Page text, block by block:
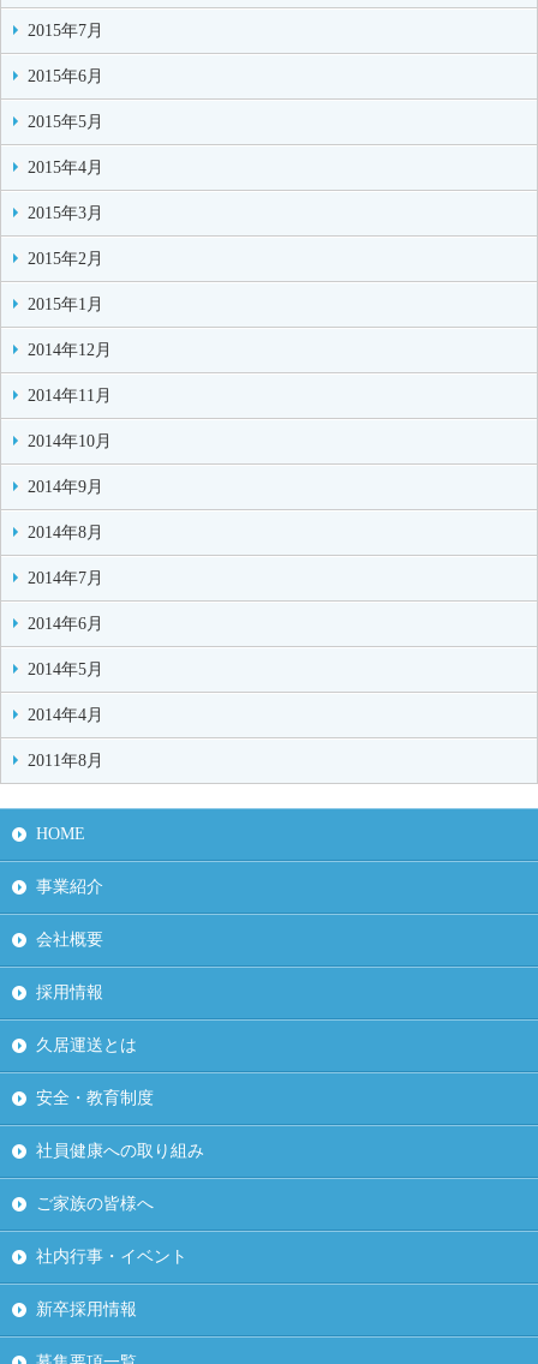
2015年7月
2015年6月
2015年5月
2015年4月
2015年3月
2015年2月
2015年1月
2014年12月
2014年11月
2014年10月
2014年9月
2014年8月
2014年7月
2014年6月
2014年5月
2014年4月
2011年8月
HOME
事業紹介
会社概要
採用情報
久居運送とは
安全・教育制度
社員健康への取り組み
ご家族の皆様へ
社内行事・イベント
新卒採用情報